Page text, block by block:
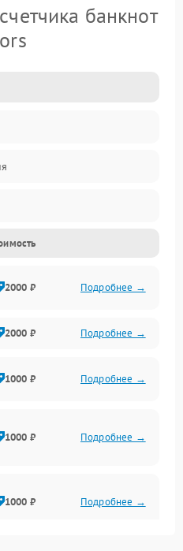
банкнот
2000 ₽ Подробнее →
2000 ₽ Подробнее →
1000 ₽ Подробнее →
1000 ₽ Подробнее →
1000 ₽ Подробнее →